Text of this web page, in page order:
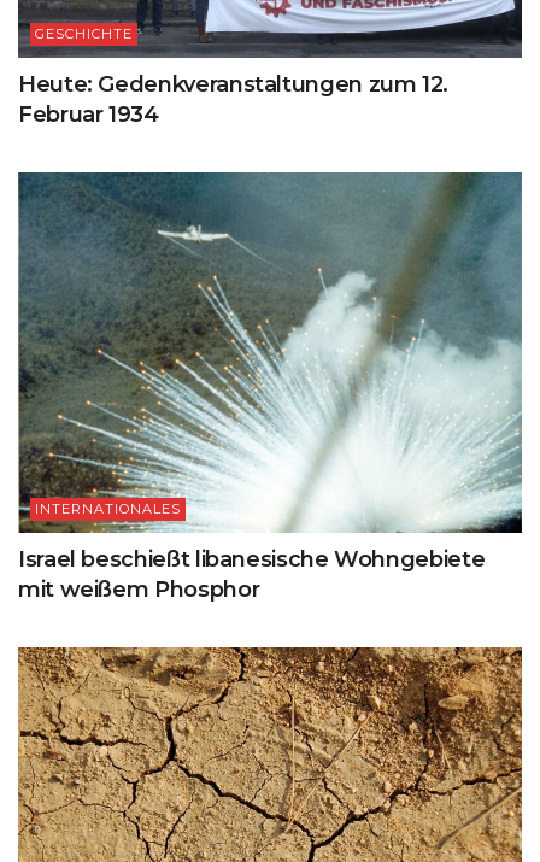
GESCHICHTE
Heute: Gedenkveranstaltungen zum 12.
Februar 1934
INTERNATIONALES
Israel beschießt libanesische Wohngebiete
mit weißem Phosphor